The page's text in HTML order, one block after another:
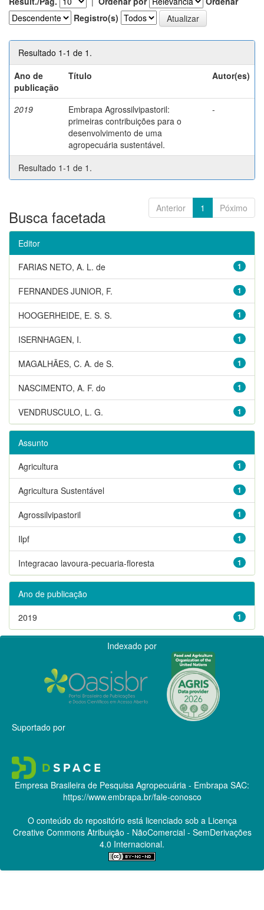
Registro(s)
Resultado 1-1 de 1.
Ano de
publicação
Título Autor(es)
2019
Embrapa Agrossilvipastoril:
primeiras contribuições para o
desenvolvimento de uma
agropecuária sustentável.
-
Resultado 1-1 de 1.
Anterior 1 Póximo
Busca facetada
Editor
1
FARIAS NETO, A. L. de
1
FERNANDES JUNIOR, F.
1
HOOGERHEIDE, E. S. S.
1
ISERNHAGEN, I.
1
MAGALHÃES, C. A. de S.
1
NASCIMENTO, A. F. do
1
VENDRUSCULO, L. G.
Assunto
1
Agricultura
1
Agricultura Sustentável
1
Agrossilvipastoril
1
Ilpf
1
Integracao lavoura-pecuaria-floresta
Ano de publicação
1
2019
Indexado por
Suportado por
Empresa Brasileira de Pesquisa Agropecuária - Embrapa SAC:
https://www.embrapa.br/fale-conosco
O conteúdo do repositório está licenciado sob a Licença
Creative CommonsAtribuição - NãoComercial - SemDerivações
4.0 Internacional.